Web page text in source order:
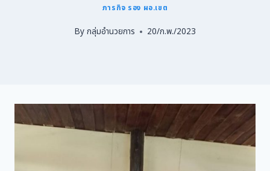
ภารกิจ รอง ผอ.เขต
By กลุ่มอำนวยการ 20/ก.พ./2023